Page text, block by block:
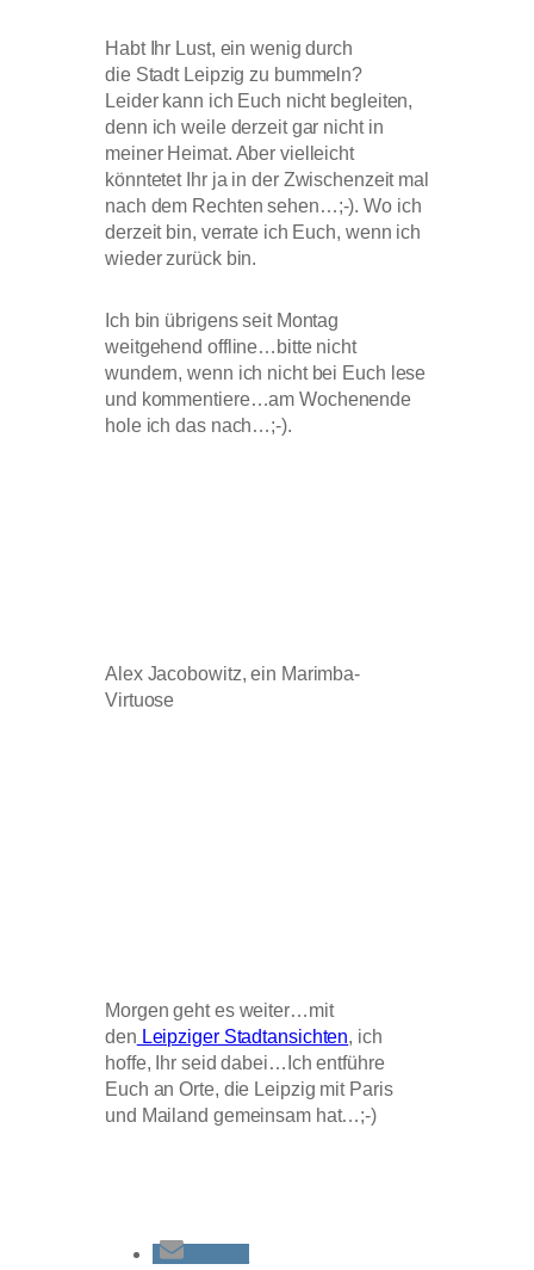
Habt Ihr Lust, ein wenig durch
die Stadt Leipzig zu bummeln?
Leider kann ich Euch nicht begleiten,
denn ich weile derzeit gar nicht in
meiner Heimat. Aber vielleicht
könntetet Ihr ja in der Zwischenzeit mal
nach dem Rechten sehen…;-). Wo ich
derzeit bin, verrate ich Euch, wenn ich
wieder zurück bin.
Ich bin übrigens seit Montag
weitgehend offline…bitte nicht
wundern, wenn ich nicht bei Euch lese
und kommentiere…am Wochenende
hole ich das nach…;-).
Alex Jacobowitz, ein Marimba-
Virtuose
Morgen geht es weiter…mit
den Leipziger Stadtansichten, ich
hoffe, Ihr seid dabei…Ich entführe
Euch an Orte, die Leipzig mit Paris
und Mailand gemeinsam hat…;-)